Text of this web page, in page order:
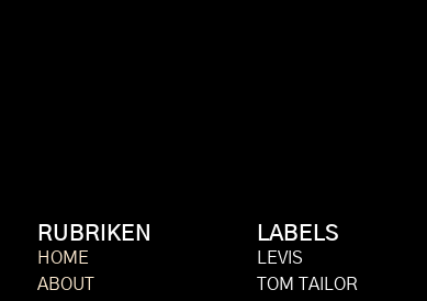
RUBRIKEN
HOME
ABOUT
LABELS
LEVIS
TOM TAILOR